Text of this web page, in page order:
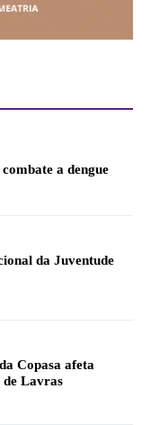
a dengue
da Juventude
Copasa afeta
de Lavras